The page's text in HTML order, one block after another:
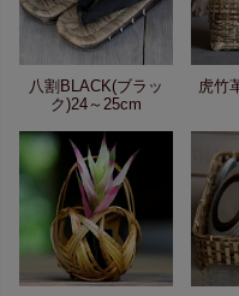
八割BLACK(ブラッ
ク)24～25cm
虎竹